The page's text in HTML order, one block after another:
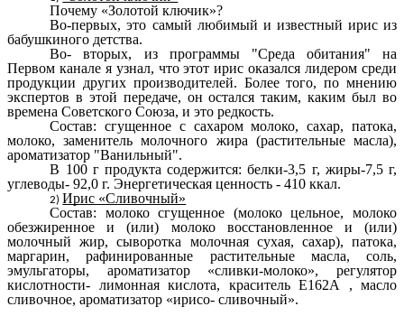
Почему «Золотой ключик»?
Во-первых, это самый любимый и известный ирис из
бабушкиного детства.
Во- вторых, из программы "Среда обитания" на
Первом канале я узнал, что этот ирис оказался лидером среди
продукции других производителей. Более того, по мнению
экспертов в этой передаче, он остался таким, каким был во
времена Советского Союза, и это редкость.
Состав: сгущенное с сахаром молоко, сахар, патока,
молоко, заменитель молочного жира (растительные масла),
ароматизатор "Ванильный".
В 100 г продукта содержится: белки-3,5 г, жиры-7,5 г,
углеводы- 92,0 г. Энергетическая ценность - 410 ккал.
Ирис «Сливочный»
Состав: молоко сгущенное (молоко цельное, молоко
обезжиренное и (или) молоко восстановленное и (или)
молочный жир, сыворотка молочная сухая, сахар), патока,
маргарин, рафинированные растительные масла, соль,
эмульгаторы, ароматизатор «сливки-молоко», регулятор
кислотности- лимонная кислота, краситель Е162А , масло
сливочное, ароматизатор «ирисо- сливочный».